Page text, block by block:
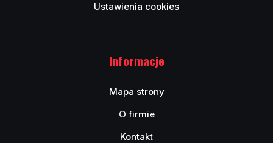
Ustawienia cookies
Informacje
Mapa strony
O firmie
Kontakt